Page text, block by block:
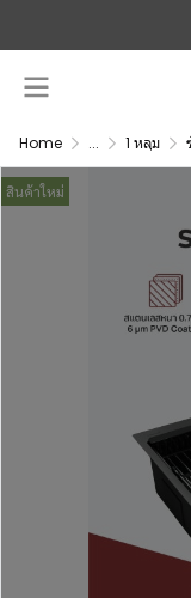
Home ... 1 หลุม
สินค้าใหม่